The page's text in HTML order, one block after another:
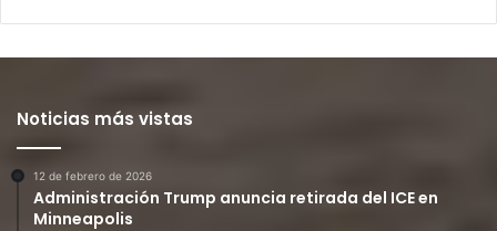
Noticias más vistas
12 de febrero de 2026
Administración Trump anuncia retirada del ICE en
Minneapolis